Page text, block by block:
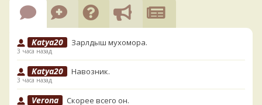
Katya20 Зарлдыш мухомора.
3 часа назад
Katya20 Навозник.
3 часа назад
Verona Скорее всего он.